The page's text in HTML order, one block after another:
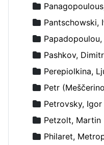
Pantschowski,
Pashkov,
Perepiolkina,
Petr
Petrovsky, Igor
Petzolt, Martin
Philaret,